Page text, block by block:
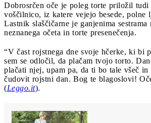
Dobrosrčen oče je poleg torte priložil tudi
voščilnico, iz katere vejejo besede, polne
Lastnik slaščičarne je ganjenima
neznanega očeta in torte presenečenja.
“V čast rojstnega dne svoje hčerke, ki bi
sem se odločil, da plačam tvojo torto.
plačati njej, upam pa, da ti bo tale všeč in
čudovit rojstni dan. Bog te blagoslovi!
(Leggo.it).